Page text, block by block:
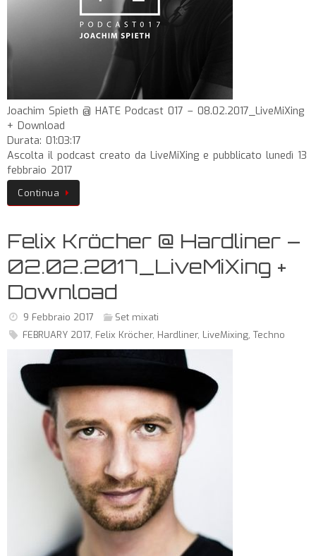
Joachim Spieth @ HATE Podcast 017 – 08.02.2017_LiveMiXing
+ Download
Durata: 01:03:17
Ascolta il podcast creato da LiveMiXing e pubblicato lunedì 13
febbraio 2017
Continua
Felix Kröcher @ Hardliner –
02.02.2017_LiveMiXing +
Download
9 Febbraio 2017
Set mixati
FEBRUARY 2017, Felix Kröcher, Hardliner, LiveMixing, Techno